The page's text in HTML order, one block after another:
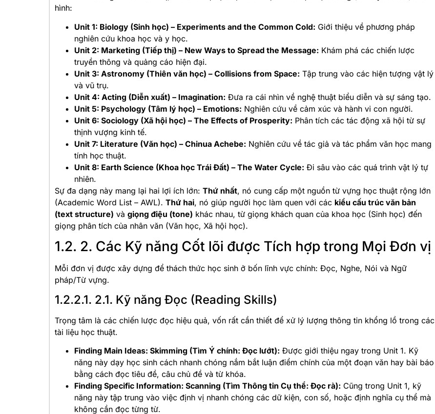
hình:
Unit 1: Biology (Sinh học) – Experiments and the Common Cold: Giới thiệu về phương pháp
nghiên cứu khoa học và y học.
Unit 2: Marketing (Tiếp thị) – New Ways to Spread the Message: Khám phá các chiến lược
truyền thông và quảng cáo hiện đại.
Unit 3: Astronomy (Thiên văn học) – Collisions from Space: Tập trung vào các hiện tượng vật lý
và vũ trụ.
Unit 4: Acting (Diễn xuất) – Imagination: Đưa ra cái nhìn về nghệ thuật biểu diễn và sự sáng tạo.
Unit 5: Psychology (Tâm lý học) – Emotions: Nghiên cứu về cảm xúc và hành vi con người.
Unit 6: Sociology (Xã hội học) – The Effects of Prosperity: Phân tích các tác động xã hội từ sự
thịnh vượng kinh tế.
Unit 7: Literature (Văn học) – Chinua Achebe: Nghiên cứu về tác giả và tác phẩm văn học mang
tính học thuật.
Unit 8: Earth Science (Khoa học Trái Đất) – The Water Cycle: Đi sâu vào các quá trình vật lý tự
nhiên.
Sự đa dạng này mang lại hai lợi ích lớn: Thứ nhất, nó cung cấp một nguồn từ vựng học thuật rộng lớn
(Academic Word List – AWL). Thứ hai, nó giúp người học làm quen với các kiểu cấu trúc văn bản
(text structure) và giọng điệu (tone) khác nhau, từ giọng khách quan của khoa học (Sinh học) đến
giọng phân tích của nhân văn (Văn học, Xã hội học).
1.2. 2. Các Kỹ năng Cốt lõi được Tích hợp trong Mọi Đơn vị
Mỗi đơn vị được xây dựng để thách thức học sinh ở bốn lĩnh vực chính: Đọc, Nghe, Nói và Ngữ
pháp/Từ vựng.
1.2.2.1. 2.1. Kỹ năng Đọc (Reading Skills)
Trọng tâm là các chiến lược đọc hiệu quả, vốn rất cần thiết để xử lý lượng thông tin khổng lồ trong các
tài liệu học thuật.
Finding Main Ideas: Skimming (Tìm Ý chính: Đọc lướt): Được giới thiệu ngay trong Unit 1. Kỹ
năng này dạy học sinh cách nhanh chóng nắm bắt luận điểm chính của một đoạn văn hay bài báo
bằng cách đọc tiêu đề, câu chủ đề và từ khóa.
Finding Specific Information: Scanning (Tìm Thông tin Cụ thể: Đọc rà): Cũng trong Unit 1, kỹ
năng này tập trung vào việc định vị nhanh chóng các dữ kiện, con số, hoặc định nghĩa cụ thể mà
không cần đọc từng từ.